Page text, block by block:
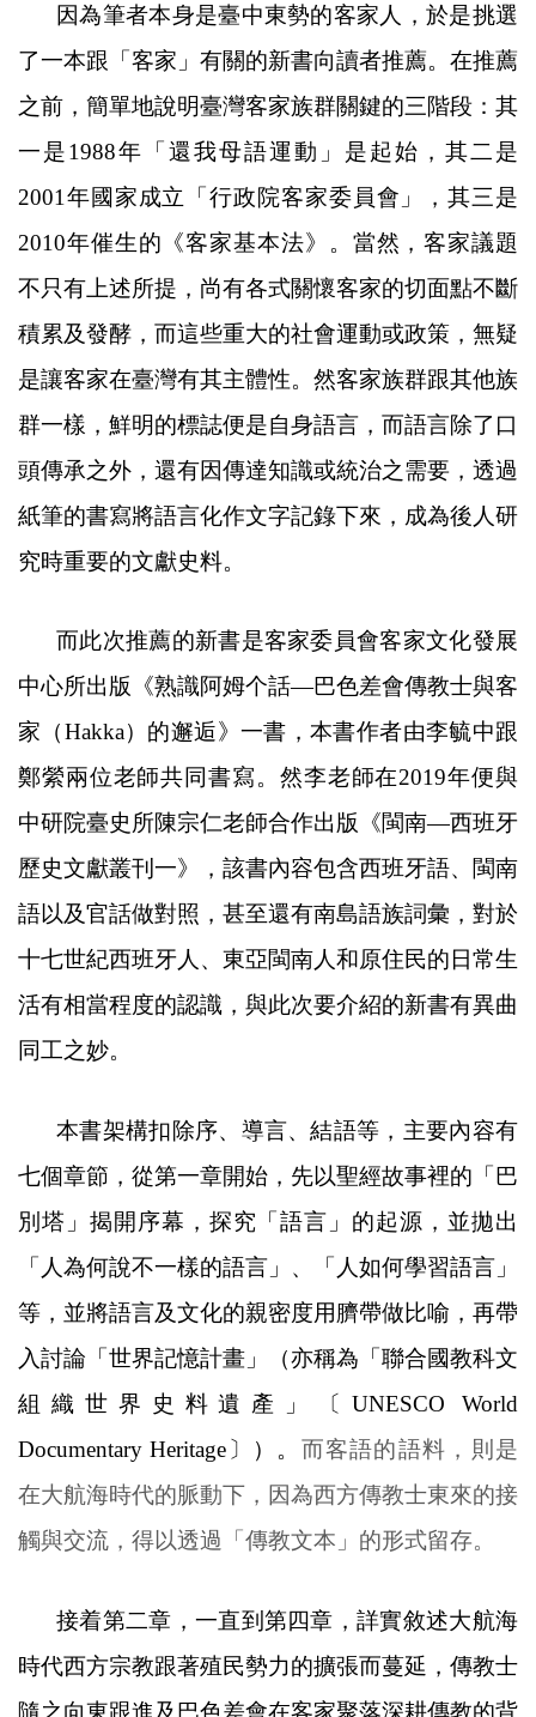
因為筆者本身是臺中東勢的客家人，於是挑選
了一本跟「客家」有關的新書向讀者推薦。在推薦
之前，簡單地說明臺灣客家族群關鍵的三階段：其
一是1988年「還我母語運動」是起始，其二是
2001 年國家成立 「行政院客家委員會」，其三是
2010年催生的 《客家基本法》。當然，客家議題
不只有上述所提，尚有各式關懷客家的切面點不斷
積累及發酵，而這些重大的社會運動或政策，無疑
是讓客家在臺灣有其主體性。然客家族群跟其他族
群一樣，鮮明的標誌便是自身語言，而語言除了口
頭傳承之外，還有因傳達知識或統治之需要，透過
紙筆的書寫將語言化作文字記錄下來，成為後人研
究時重要的文獻史料。
而此次推薦的新書是客家委員會客家文化發展
中心所出版 《熟識阿姆个話―巴色差會傳教士與客
家（Hakka）的邂逅》一書，本書作者由李毓中跟
鄭縈兩位老師共同書寫。然李老師在2019年便與
中研院臺史所陳宗仁老師合作出版 《閩南―西班牙
歷史文獻叢刊一》，該書內容包含西班牙語、閩南
語以及官話做對照，甚至還有南島語族詞彙，對於
十七世紀西班牙人、東亞閩南人和原住民的日常生
活有相當程度的認識，與此次要介紹的新書有異曲
同工之妙。
本書架構扣除序、導言、結語等，主要內容有
七個章節，從第一章開始，先以聖經故事裡的 「巴
別塔」揭開序幕，探究「語言」的起源，並拋出
「人為何說不一樣的語言」、「人如何學習語言」
等，並將語言及文化的親密度用臍帶做比喻，再帶
入討論「世界記憶計畫」
（亦稱為「聯合國教科文
組織世界史料遺產」〔UNESCO World
Documentary Heritage 〕）。 而客語的語料，則是
在大航海時代的脈動下，因為西方傳教士東來的接
觸與交流，得以透過「傳教文本」的形式留存。
接着第二章，一直到第四章，詳實敘述大航海
時代西方宗教跟著殖民勢力的擴張而蔓延，傳教士
隨之向東跟進及巴色差會在客家聚落深耕傳教的背